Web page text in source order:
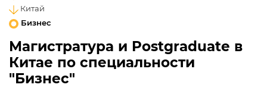
Китай
Бизнес
Магистратура и Postgraduate в
Китае по специальности
"Бизнес"